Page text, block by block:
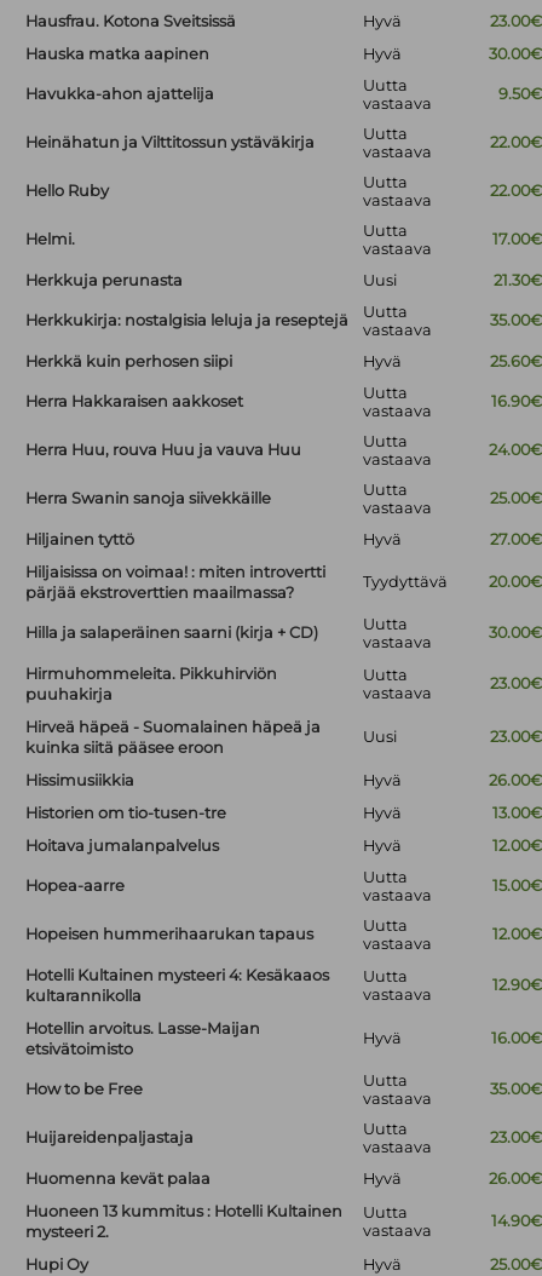
Hausfrau. Kotona Sveitsissä Hyvä
23.00€
Hauska matka aapinen
Hyvä 30.00€
Havukka-ahon ajattelija
Uutta
vastaava
9.50€
Heinähatun ja Vilttitossun ystäväkirja
Uutta
vastaava
22.00€
Hello Ruby
Uutta
vastaava
22.00€
Helmi.
Uutta
vastaava
17.00€
Herkkuja perunasta Uusi 21.30€
Herkkukirja: nostalgisia leluja ja reseptejä
Uutta
vastaava
35.00€
Herkkä kuin perhosen siipi Hyvä 25.60€
Herra Hakkaraisen aakkoset
Uutta
vastaava
16.90€
Herra Huu, rouva Huu ja vauva Huu
Uutta
vastaava
24.00€
Herra Swanin sanoja siivekkäille
Uutta
vastaava
25.00€
Hiljainen tyttö Hyvä
27.00€
Hiljaisissa on voimaa! : miten introvertti
pärjää ekstroverttien maailmassa?
Tyydyttävä 20.00€
Hilla ja salaperäinen saarni (kirja + CD)
Uutta
vastaava
30.00€
Hirmuhommeleita. Pikkuhirviön
puuhakirja
Uutta
vastaava
23.00€
Hirveä häpeä - Suomalainen häpeä ja
kuinka siitä pääsee eroon
Uusi 23.00€
Hissimusiikkia Hyvä
26.00€
Historien om tio-tusen-tre
Hyvä
13.00€
Hoitava jumalanpalvelus
Hyvä 12.00€
Hopea-aarre
Uutta
vastaava
15.00€
Hopeisen hummerihaarukan tapaus
Uutta
vastaava
12.00€
Hotelli Kultainen mysteeri 4: Kesäkaaos
kultarannikolla
Uutta
vastaava
12.90€
Hotellin arvoitus. Lasse-Maijan
etsivätoimisto
Hyvä 16.00€
How to be Free
Uutta
vastaava
35.00€
Huijareidenpaljastaja
Uutta
vastaava
23.00€
Huomenna kevät palaa Hyvä
26.00€
Huoneen 13 kummitus : Hotelli Kultainen
mysteeri 2.
Uutta
vastaava
14.90€
Hupi Oy Hyvä
25.00€